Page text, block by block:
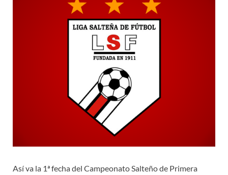
Así va la 1ª fecha del Campeonato Salteño de Primera